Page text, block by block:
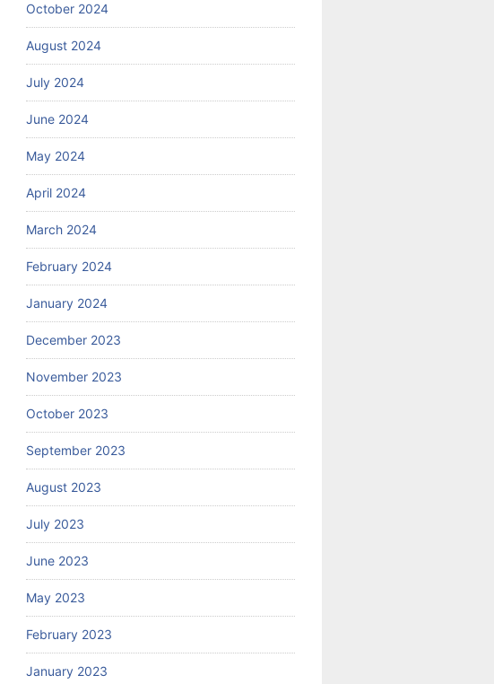
October 2024
August 2024
July 2024
June 2024
May 2024
April 2024
March 2024
February 2024
January 2024
December 2023
November 2023
October 2023
September 2023
August 2023
July 2023
June 2023
May 2023
February 2023
January 2023